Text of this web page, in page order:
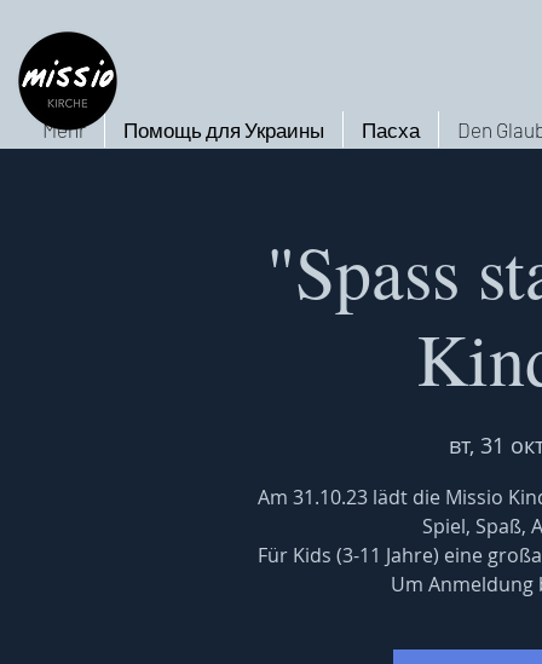
Den
Пасха
Помощь для Украины
Mehr
"Spass
вт, 31
Am 31.10.23 lädt die Missio
Spiel, Spaß,
Für Kids (3-11 Jahre) eine
Um Anmeldung